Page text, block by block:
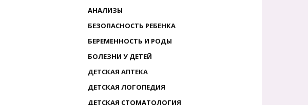
АНАЛИЗЫ
БЕЗОПАСНОСТЬ РЕБЕНКА
БЕРЕМЕННОСТЬ И РОДЫ
БОЛЕЗНИ У ДЕТЕЙ
ДЕТСКАЯ АПТЕКА
ДЕТСКАЯ ЛОГОПЕДИЯ
ДЕТСКАЯ СТОМАТОЛОГИЯ